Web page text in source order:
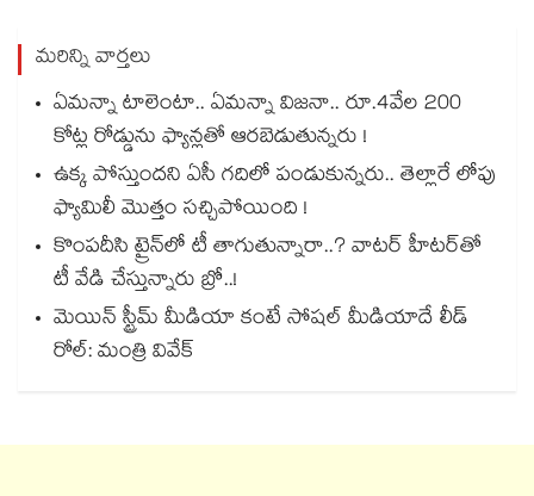
మరిన్ని వార్తలు
ఏమన్నా టాలెంటా.. ఏమన్నా విజనా.. రూ.4వేల 200
కోట్ల రోడ్డును ఫ్యాన్లతో ఆరబెడుతున్నరు !
ఉక్క పోస్తుందని ఏసీ గదిలో పండుకున్నరు.. తెల్లారే లోపు
ఫ్యామిలీ మొత్తం సచ్చిపోయింది !
కొంపదీసి ట్రైన్⁬లో టీ తాగుతున్నారా..? వాటర్ హీటర్⁭⁭తో
టీ వేడి చేస్తున్నారు బ్రో..!
మెయిన్ స్ట్రీమ్ మీడియా కంటే సోషల్ మీడియాదే లీడ్
రోల్: మంత్రి వివేక్